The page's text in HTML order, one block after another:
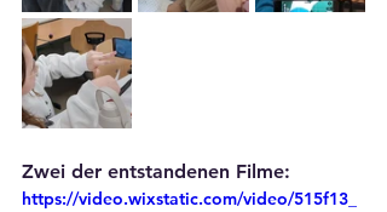
Zwei der entstandenen Filme:
https://video.wixstatic.com/video/515f13_